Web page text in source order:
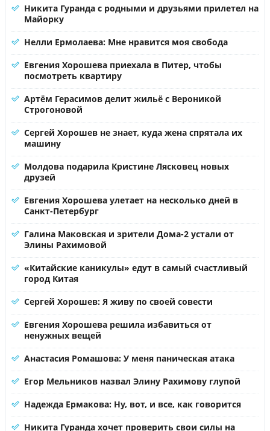
Никита Гуранда с родными и друзьями прилетел на
Майорку
Нелли Ермолаева: Мне нравится моя свобода
Евгения Хорошева приехала в Питер, чтобы
посмотреть квартиру
Артём Герасимов делит жильё с Вероникой
Строгоновой
Сергей Хорошев не знает, куда жена спрятала их
машину
Молдова подарила Кристине Лясковец новых
друзей
Евгения Хорошева улетает на несколько дней в
Санкт-Петербург
Галина Маковская и зрители Дома-2 устали от
Элины Рахимовой
«Китайские каникулы» едут в самый счастливый
город Китая
Сергей Хорошев: Я живу по своей совести
Евгения Хорошева решила избавиться от
ненужных вещей
Анастасия Ромашова: У меня паническая атака
Егор Мельников назвал Элину Рахимову глупой
Надежда Ермакова: Ну, вот, и все, как говорится
Никита Гуранда хочет проверить свои силы на